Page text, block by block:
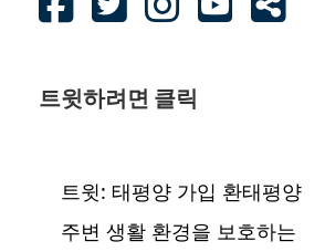
트윗하려면 클릭
트윗: 태평양 가입 환태평양
주변 생활 환경을 보호하는